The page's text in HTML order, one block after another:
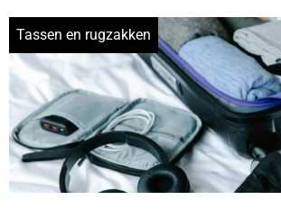
Tassen en rugzakken